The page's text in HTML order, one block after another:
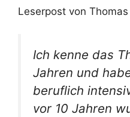
Leserpost von
Ich kenne das
Jahren und
beruflich
vor 10 Jahren